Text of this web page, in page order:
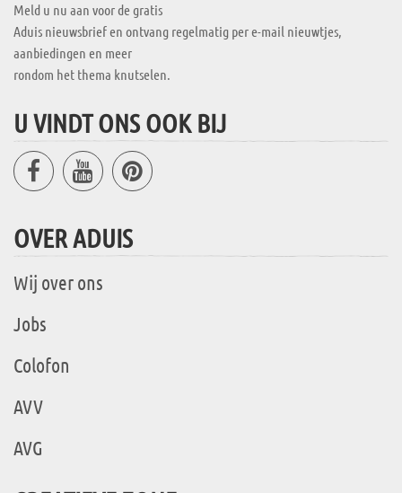
Meld u nu aan voor de gratis
Aduis nieuwsbrief en ontvang regelmatig per e-mail nieuwtjes,
aanbiedingen en meer
rondom het thema knutselen.
U VINDT ONS OOK BIJ
OVER ADUIS
Wij over ons
Jobs
Colofon
AVV
AVG